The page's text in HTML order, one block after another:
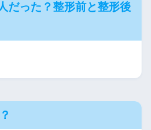
だった？整形前と整形後